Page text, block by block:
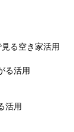
問
る空き家活用
益
る活用
益
活用